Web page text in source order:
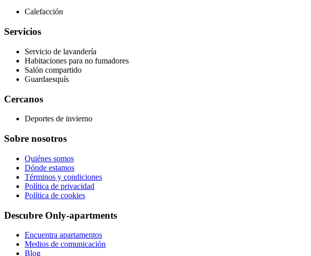
Calefacción
Servicios
Servicio de lavandería
Habitaciones para no fumadores
Salón compartido
Guardaesquís
Cercanos
Deportes de invierno
Sobre nosotros
Quiénes somos
Dónde estamos
Términos y condiciones
Política de privacidad
Política de cookies
Descubre Only-apartments
Encuentra apartamentos
Medios de comunicación
Blog